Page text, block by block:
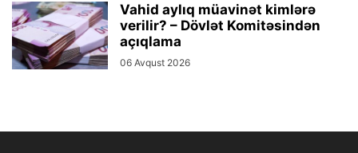
Vahid aylıq müavinət kimlərə
verilir? – Dövlət Komitəsindən
açıqlama
06 Avqust 2026